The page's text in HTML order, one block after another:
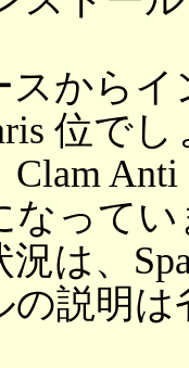
スから
位でし
Clam
なって
は、
の説明